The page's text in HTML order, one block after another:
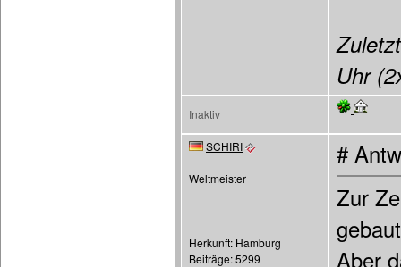
Uhr
Inaktiv
SCHIRI
Weltmeister
Herkunft: Hamburg
Beiträge: 5299
#
Zur
Aber